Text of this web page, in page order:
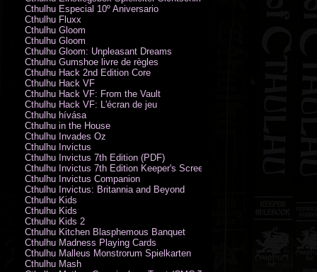
Cthulhu Especial 10º Aniversario
Cthulhu Fluxx
Cthulhu Gloom
Cthulhu Gloom
Cthulhu Gloom: Unpleasant Dreams
Cthulhu Gumshoe livre de règles
Cthulhu Hack 2nd Edition Core
Cthulhu Hack VF
Cthulhu Hack VF: From the Vault
Cthulhu Hack VF: L'écran de jeu
Cthulhu hívása
Cthulhu in the House
Cthulhu Invades Oz
Cthulhu Invictus
Cthulhu Invictus 7th Edition (PDF)
Cthulhu Invictus 7th Edition Keeper's Screen
Cthulhu Invictus Companion
Cthulhu Invictus: Britannia and Beyond
Cthulhu Kids
Cthulhu Kids
Cthulhu Kids 2
Cthulhu Kitchen Blasphemous Banquet
Cthulhu Madness Playing Cards
Cthulhu Malleus Monstrorum Spielkarten
Cthulhu Mash